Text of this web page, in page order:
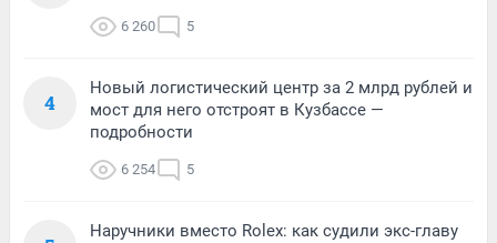
6 260 5
4
Новый логистический центр за 2 млрд рублей и
мост для него отстроят в Кузбассе —
подробности
6 254 5
Наручники вместо Rolex: как судили экс-главу